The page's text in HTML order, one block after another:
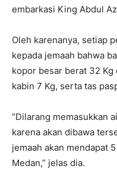
embarkasi King Abdul
Oleh karenanya, setiap
kepada jemaah bahwa
kopor besar berat 32 Kg
kabin 7 Kg, serta tas
“Dilarang memasukkan
karena akan dibawa
jemaah akan mendapat
Medan,” jelas dia.